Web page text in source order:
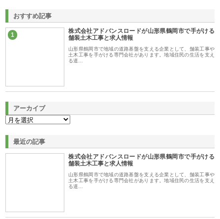
おすすめ記事
1
株式会社アドバンスロードが山形県鶴岡市で手がける
舗装土木工事と求人情報
山形県鶴岡市で地域の道路基盤を支える企業として、舗装工事や
土木工事を手がける専門会社があります。地域住民の生活を支え
る道…
アーカイブ
最近の記事
株式会社アドバンスロードが山形県鶴岡市で手がける
舗装土木工事と求人情報
山形県鶴岡市で地域の道路基盤を支える企業として、舗装工事や
土木工事を手がける専門会社があります。地域住民の生活を支え
る道…